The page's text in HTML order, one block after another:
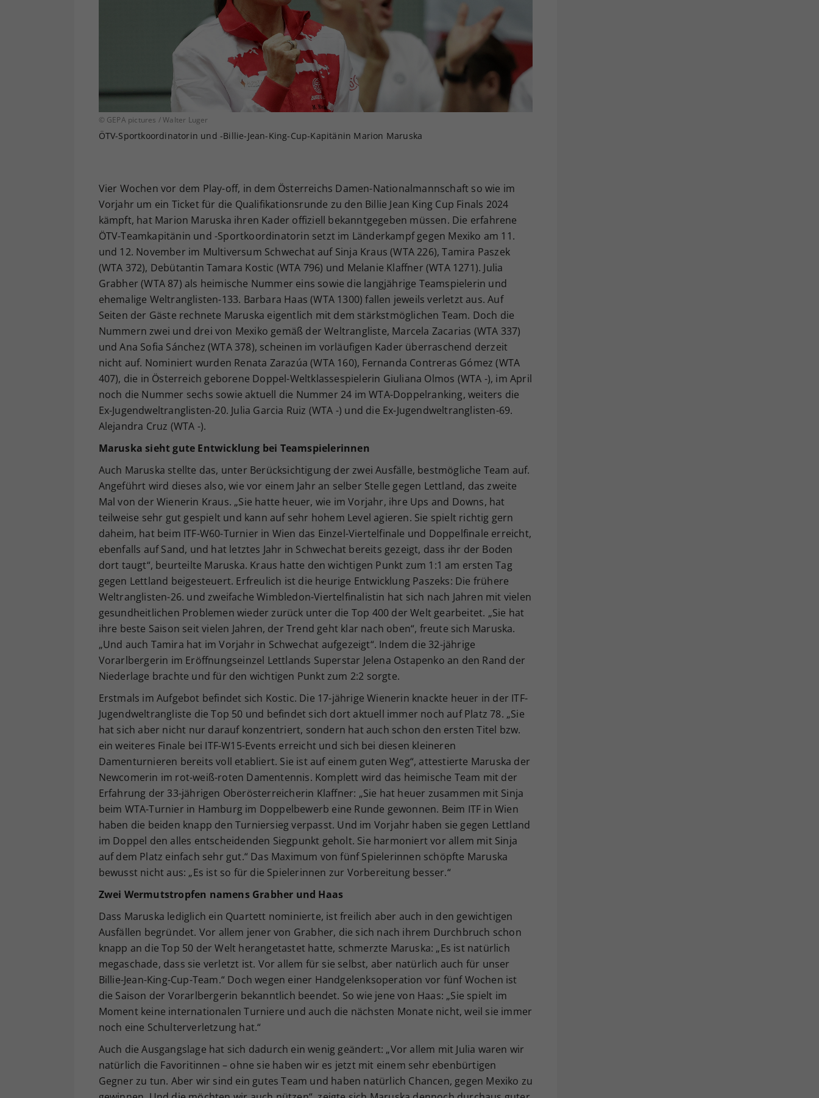
© GEPA pictures / Walter Luger
ÖTV-Sportkoordinatorin und -Billie-Jean-King-Cup-Kapitänin Marion Maruska
Vier Wochen vor dem Play-off, in dem Österreichs Damen-Nationalmannschaft so wie im
Vorjahr um ein Ticket für die Qualifikationsrunde zu den Billie Jean King Cup Finals 2024
kämpft, hat Marion Maruska ihren Kader offiziell bekanntgegeben müssen. Die erfahrene
ÖTV-Teamkapitänin und -Sportkoordinatorin setzt im Länderkampf gegen Mexiko am 11.
und 12. November im Multiversum Schwechat auf Sinja Kraus (WTA 226), Tamira Paszek
(WTA 372), Debütantin Tamara Kostic (WTA 796) und Melanie Klaffner (WTA 1271). Julia
Grabher (WTA 87) als heimische Nummer eins sowie die langjährige Teamspielerin und
ehemalige Weltranglisten-133. Barbara Haas (WTA 1300) fallen jeweils verletzt aus. Auf
Seiten der Gäste rechnete Maruska eigentlich mit dem stärkstmöglichen Team. Doch die
Nummern zwei und drei von Mexiko gemäß der Weltrangliste, Marcela Zacarias (WTA 337)
und Ana Sofia Sánchez (WTA 378), scheinen im vorläufigen Kader überraschend derzeit
nicht auf. Nominiert wurden Renata Zarazúa (WTA 160), Fernanda Contreras Gómez (WTA
407), die in Österreich geborene Doppel-Weltklassespielerin Giuliana Olmos (WTA -), im April
noch die Nummer sechs sowie aktuell die Nummer 24 im WTA-Doppelranking, weiters die
Ex-Jugendweltranglisten-20. Julia Garcia Ruiz (WTA -) und die Ex-Jugendweltranglisten-69.
Alejandra Cruz (WTA -).
Maruska sieht gute Entwicklung bei Teamspielerinnen
Auch Maruska stellte das, unter Berücksichtigung der zwei Ausfälle, bestmögliche Team auf.
Angeführt wird dieses also, wie vor einem Jahr an selber Stelle gegen Lettland, das zweite
Mal von der Wienerin Kraus. „Sie hatte heuer, wie im Vorjahr, ihre Ups and Downs, hat
teilweise sehr gut gespielt und kann auf sehr hohem Level agieren. Sie spielt richtig gern
daheim, hat beim ITF-W60-Turnier in Wien das Einzel-Viertelfinale und Doppelfinale erreicht,
ebenfalls auf Sand, und hat letztes Jahr in Schwechat bereits gezeigt, dass ihr der Boden
dort taugt“, beurteilte Maruska. Kraus hatte den wichtigen Punkt zum 1:1 am ersten Tag
gegen Lettland beigesteuert. Erfreulich ist die heurige Entwicklung Paszeks: Die frühere
Weltranglisten-26. und zweifache Wimbledon-Viertelfinalistin hat sich nach Jahren mit vielen
gesundheitlichen Problemen wieder zurück unter die Top 400 der Welt gearbeitet. „Sie hat
ihre beste Saison seit vielen Jahren, der Trend geht klar nach oben“, freute sich Maruska.
„Und auch Tamira hat im Vorjahr in Schwechat aufgezeigt“. Indem die 32-jährige
Vorarlbergerin im Eröffnungseinzel Lettlands Superstar Jelena Ostapenko an den Rand der
Niederlage brachte und für den wichtigen Punkt zum 2:2 sorgte.
Erstmals im Aufgebot befindet sich Kostic. Die 17-jährige Wienerin knackte heuer in der ITF-
Jugendweltrangliste die Top 50 und befindet sich dort aktuell immer noch auf Platz 78. „Sie
hat sich aber nicht nur darauf konzentriert, sondern hat auch schon den ersten Titel bzw.
ein weiteres Finale bei ITF-W15-Events erreicht und sich bei diesen kleineren
Damenturnieren bereits voll etabliert. Sie ist auf einem guten Weg“, attestierte Maruska der
Newcomerin im rot-weiß-roten Damentennis. Komplett wird das heimische Team mit der
Erfahrung der 33-jährigen Oberösterreicherin Klaffner: „Sie hat heuer zusammen mit Sinja
beim WTA-Turnier in Hamburg im Doppelbewerb eine Runde gewonnen. Beim ITF in Wien
haben die beiden knapp den Turniersieg verpasst. Und im Vorjahr haben sie gegen Lettland
im Doppel den alles entscheidenden Siegpunkt geholt. Sie harmoniert vor allem mit Sinja
auf dem Platz einfach sehr gut.“ Das Maximum von fünf Spielerinnen schöpfte Maruska
bewusst nicht aus: „Es ist so für die Spielerinnen zur Vorbereitung besser.“
Zwei Wermutstropfen namens Grabher und Haas
Dass Maruska lediglich ein Quartett nominierte, ist freilich aber auch in den gewichtigen
Ausfällen begründet. Vor allem jener von Grabher, die sich nach ihrem Durchbruch schon
knapp an die Top 50 der Welt herangetastet hatte, schmerzte Maruska: „Es ist natürlich
megaschade, dass sie verletzt ist. Vor allem für sie selbst, aber natürlich auch für unser
Billie-Jean-King-Cup-Team.“ Doch wegen einer Handgelenksoperation vor fünf Wochen ist
die Saison der Vorarlbergerin bekanntlich beendet. So wie jene von Haas: „Sie spielt im
Moment keine internationalen Turniere und auch die nächsten Monate nicht, weil sie immer
noch eine Schulterverletzung hat.“
Auch die Ausgangslage hat sich dadurch ein wenig geändert: „Vor allem mit Julia waren wir
natürlich die Favoritinnen – ohne sie haben wir es jetzt mit einem sehr ebenbürtigen
Gegner zu tun. Aber wir sind ein gutes Team und haben natürlich Chancen, gegen Mexiko zu
Ihrer vorgenommen Einstellungen, falls der
Webseiten-Betreiber dies eingestellt hat.